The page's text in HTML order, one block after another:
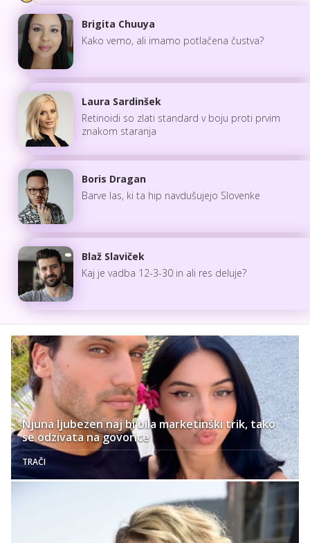
Brigita Chuuya
Kako vemo, ali imamo potlačena čustva?
Laura Sardinšek
Retinoidi so zlati standard v boju proti prvim
znakom staranja
Boris Dragan
Barve las, ki ta hip navdušujejo Slovenke
Blaž Slaviček
Kaj je vadba 12-3-30 in ali res deluje?
Njuna ljubezen naj bi bila marketinški trik, tako
se odzivata na govorice
TRAČI